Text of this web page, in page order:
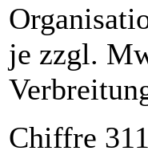
je zzgl.
Chiffre